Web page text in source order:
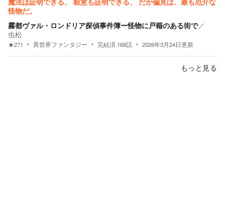
魔法は証明できる、 殺意も証明できる、 だが偏見は、最も厄介な
怪物だ。
霧都ヴァル・ロンドリア探偵事件簿ー怪物に戸籍のある街で／
虫松
★271 異世界ファンタジー 完結済 168話 2026年3月24日更新
もっと見る